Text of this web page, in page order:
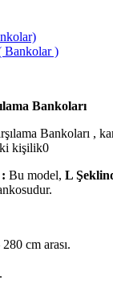
Bankolar )
Bankoları
Bankoları ,
kişilik0
Bu model, L
cm arası.